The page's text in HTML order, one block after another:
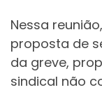
Nessa
proposta de
da greve,
sindical não